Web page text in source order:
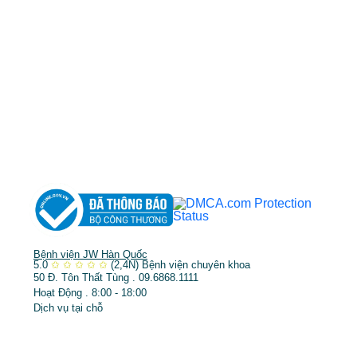
Bệnh viện JW Hàn Quốc
5.0 ✩ ✩ ✩ ✩ ✩ (2,4N) Bệnh viện chuyên khoa
50 Đ. Tôn Thất Tùng . 09.6868.1111
Hoạt Động . 8:00 - 18:00
Dịch vụ tại chỗ